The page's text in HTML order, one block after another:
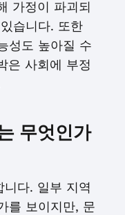
가정이 파괴되
습니다. 또한
성도 높아질 수
은 사회에 부정
무엇인가
니다. 일부 지역
를 보이지만, 문